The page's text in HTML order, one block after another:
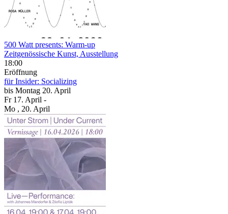
500 Watt presents: Warm-up
Zeitgenössische Kunst, Ausstellung
18:00
Eröffnung
für Insider: Socializing
bis Montag 20. April
Fr 17. April -
Mo , 20. April